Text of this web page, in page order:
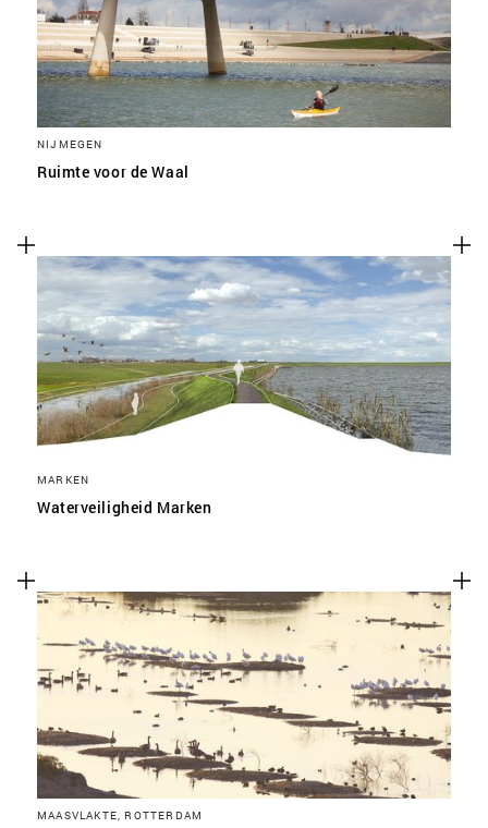
NIJMEGEN
Ruimte voor de Waal
MARKEN
Waterveiligheid Marken
MAASVLAKTE, ROTTERDAM